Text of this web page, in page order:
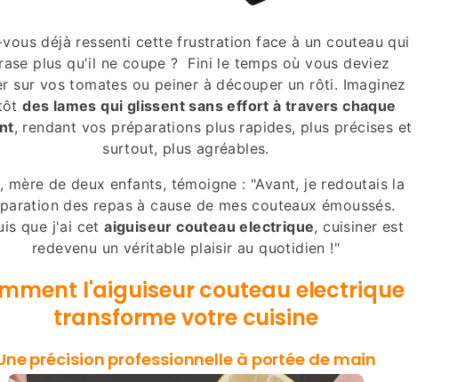
vous déjà ressenti cette frustration face à un couteau qui
plus qu'il ne coupe ? Fini le temps où vous deviez
sur vos tomates ou peiner à découper un rôti. Imaginez
des lames qui glissent sans effort à travers chaque
, rendant vos préparations plus rapides, plus précises et
surtout, plus agréables.
mère de deux enfants, témoigne : "Avant, je redoutais la
des repas à cause de mes couteaux émoussés.
que j'ai cetaiguiseur couteau electrique, cuisiner est
redevenu un véritable plaisir au quotidien !"
l'aiguiseur couteau electrique
transforme votre cuisine
précision professionnelle à portée de main